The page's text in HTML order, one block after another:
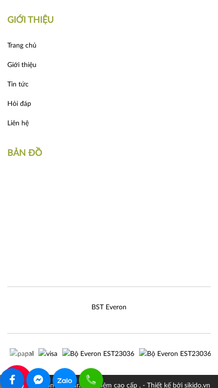
GIỚI THIỆU
Trang chủ
Giới thiệu
Tin tức
Hỏi đáp
Liên hệ
BẢN ĐỒ
BST Everon
© 2026 Everon chăn drap gối nệm cao cấp . - Thiết kế bởi sikido.vn
0907322242